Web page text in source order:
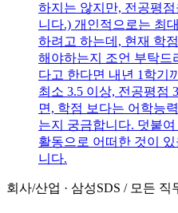
하지는 않지만, 전공평
니다.) 개인적으로는 최
하려고 하는데, 현재 학
해야하는지 조언 부탁드
다고 한다면 내년 1학기
최소 3.5 이상, 전공평점
면, 학점 보다는 어학능
는지 궁금합니다. 덧붙
활동으로 어떠한 것이
니다.
회사/산업 · 삼성SDS / 모든 직